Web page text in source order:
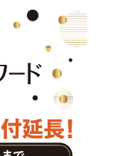
化
・レポート